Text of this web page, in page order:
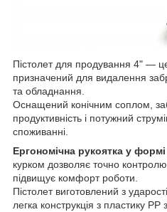
Пістолет для продування 4" —
призначений для видалення
та обладнання.
Оснащений конічним соплом,
продуктивність і потужний
споживанні.
Ергономічна рукоятка у формі
курком дозволяє точно
підвищує комфорт роботи.
Пістолет виготовлений з
легка конструкція з пластику